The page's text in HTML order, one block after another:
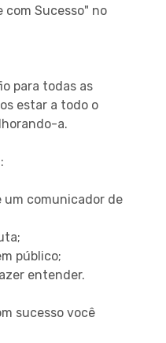
com Sucesso" no
para todas as
estar a todo o
a.
um comunicador de
público;
entender.
sucesso você